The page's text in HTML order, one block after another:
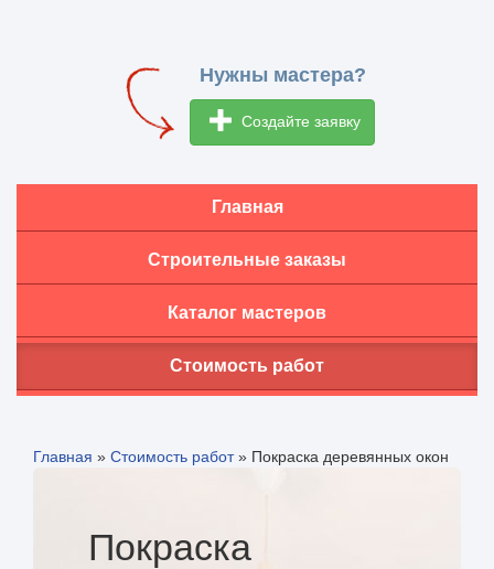
Нужны мастера?
Создайте заявку
Главная
Строительные заказы
Каталог мастеров
Стоимость работ
Главная » Стоимость работ» Покраска деревянных окон
Покраска